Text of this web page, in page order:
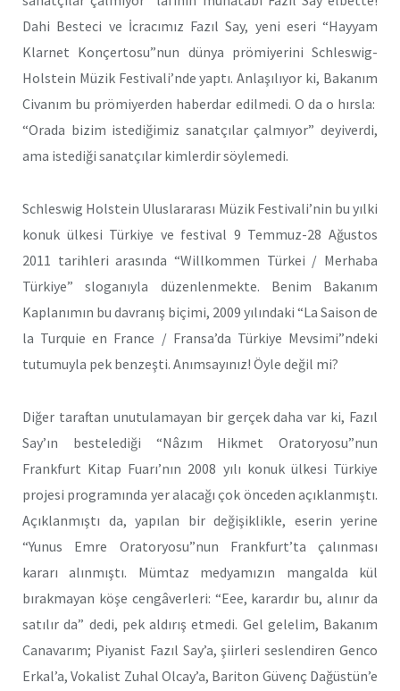
Dahi Besteci ve İcracımız Fazıl Say, yeni eseri “Hayyam
Klarnet Konçertosu”nun dünya prömiyerini Schleswig-
Holstein Müzik Festivali’nde yaptı. Anlaşılıyor ki, Bakanım
Civanım bu prömiyerden haberdar edilmedi. O da o hırsla:
“Orada bizim istediğimiz sanatçılar çalmıyor” deyiverdi,
ama istediği sanatçılar kimlerdir söylemedi.
Schleswig Holstein Uluslararası Müzik Festivali’nin bu yılki
konuk ülkesi Türkiye ve festival 9 Temmuz-28 Ağustos
2011 tarihleri arasında “Willkommen Türkei / Merhaba
Türkiye” sloganıyla düzenlenmekte. Benim Bakanım
Kaplanımın bu davranış biçimi, 2009 yılındaki “La Saison de
la Turquie en France / Fransa’da Türkiye Mevsimi”ndeki
tutumuyla pek benzeşti. Anımsayınız! Öyle değil mi?
Diğer taraftan unutulamayan bir gerçek daha var ki, Fazıl
Say’ın bestelediği “Nâzım Hikmet Oratoryosu”nun
Frankfurt Kitap Fuarı’nın 2008 yılı konuk ülkesi Türkiye
projesi programında yer alacağı çok önceden açıklanmıştı.
Açıklanmıştı da, yapılan bir değişiklikle, eserin yerine
“Yunus Emre Oratoryosu”nun Frankfurt’ta çalınması
kararı alınmıştı. Mümtaz medyamızın mangalda kül
bırakmayan köşe cengâverleri: “Eee, karardır bu, alınır da
satılır da” dedi, pek aldırış etmedi. Gel gelelim, Bakanım
Canavarım; Piyanist Fazıl Say’a, şiirleri seslendiren Genco
Erkal’a, Vokalist Zuhal Olcay’a, Bariton Güvenç Dağüstün’e